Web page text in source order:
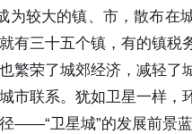
为较大的镇、市，散布在
有三十五个镇，有的镇税
繁荣了城郊经济，减轻了
市联系。犹如卫星一样，
——“卫星城”的发展前景蓝